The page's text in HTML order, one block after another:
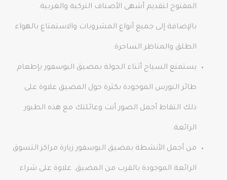
المفتوح لتقديم أشهى الأصناف التركية والغربية.
بالإضافة إلى جميع أنواع المشروبات والاستمتاع بالهواء
الطلق والمناظر الساحرة.
يستمتع السياح أثناء الجولة بمضيق البوسفور بإطعام
طائر النورس الموجودة بكثرة حول المضيق علاوة على
ذلك التقاط أجمل الصور أنت وعائلتك مع هذه الطيور
الرائعة.
من أجمل الأنشطة بمضيق البوسفور زيارة مراكز التسوق
الرائعة الموجودة بالقرب من المضيق. علاوة على شراء